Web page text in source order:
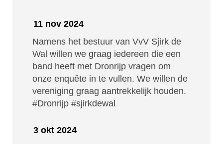
11 nov 2024
Namens het bestuur van VvV Sjirk de
Wal willen we graag iedereen die een
band heeft met Dronrijp vragen om
onze enquête in te vullen. We willen de
vereniging graag aantrekkelijk houden.
#Dronrijp #sjirkdewal
3 okt 2024